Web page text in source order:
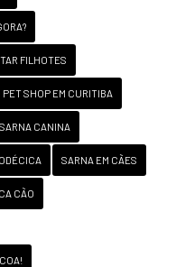
FILHOTES
PET SHOP EM CURITIBA
SARNA CANINA
SARNA EM CÃES
CÃO